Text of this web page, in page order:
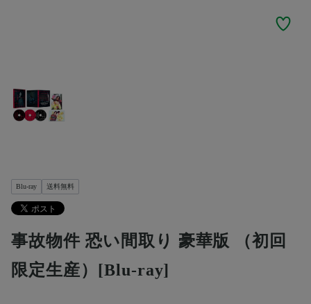
Blu-ray 送料無料
事故物件 恐い間取り 豪華版 （初回
限定生産）[Blu-ray]